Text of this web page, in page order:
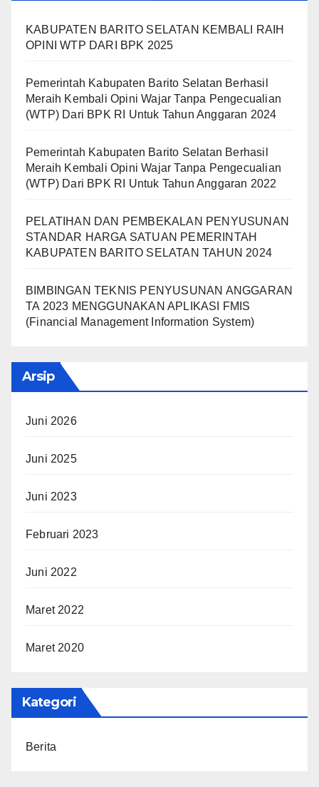
KABUPATEN BARITO SELATAN KEMBALI RAIH
OPINI WTP DARI BPK 2025
Pemerintah Kabupaten Barito Selatan Berhasil
Meraih Kembali Opini Wajar Tanpa Pengecualian
(WTP) Dari BPK RI Untuk Tahun Anggaran 2024
Pemerintah Kabupaten Barito Selatan Berhasil
Meraih Kembali Opini Wajar Tanpa Pengecualian
(WTP) Dari BPK RI Untuk Tahun Anggaran 2022
PELATIHAN DAN PEMBEKALAN PENYUSUNAN
STANDAR HARGA SATUAN PEMERINTAH
KABUPATEN BARITO SELATAN TAHUN 2024
BIMBINGAN TEKNIS PENYUSUNAN ANGGARAN
TA 2023 MENGGUNAKAN APLIKASI FMIS
(Financial Management Information System)
Arsip
Juni 2026
Juni 2025
Juni 2023
Februari 2023
Juni 2022
Maret 2022
Maret 2020
Kategori
Berita